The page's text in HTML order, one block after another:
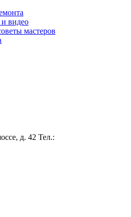
видео
мастеров
д. 42 Тел.: